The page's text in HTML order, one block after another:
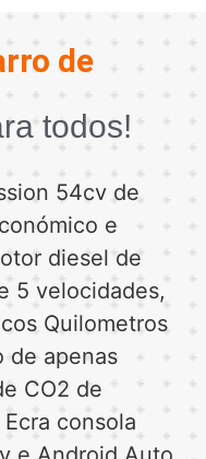
de
todos!
54cv de
e
diesel de
5 velocidades,
Quilometros
de apenas
CO2 de
consola